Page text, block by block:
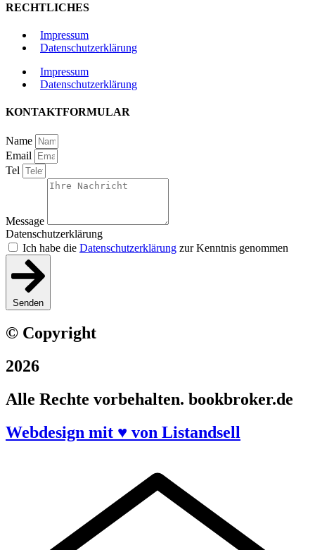
RECHTLICHES
Impressum
Datenschutzerklärung
Impressum
Datenschutzerklärung
KONTAKTFORMULAR
Name
Email
Tel
Message
Datenschutzerklärung
Ich habe die Datenschutzerklärung zur Kenntnis genommen
Senden
© Copyright
2026
Alle Rechte vorbehalten. bookbroker.de
Webdesign mit ♥ von Listandsell